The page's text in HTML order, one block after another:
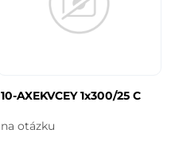
10-AXEKVCEY 1x300/25 C
na otázku